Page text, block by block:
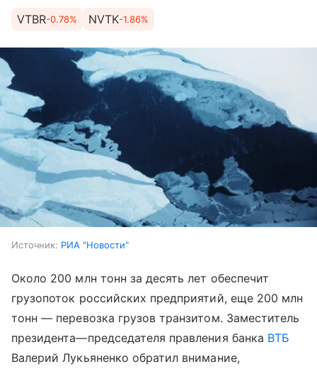
VTBR-0.78% NVTK-1.86%
Источник: РИА "Новости"
Около 200 млн тонн за десять лет обеспечит
грузопоток российских предприятий, еще 200 млн
тонн — перевозка грузов транзитом. Заместитель
президента—председателя правления банка ВТБ
Валерий Лукьяненко обратил внимание,